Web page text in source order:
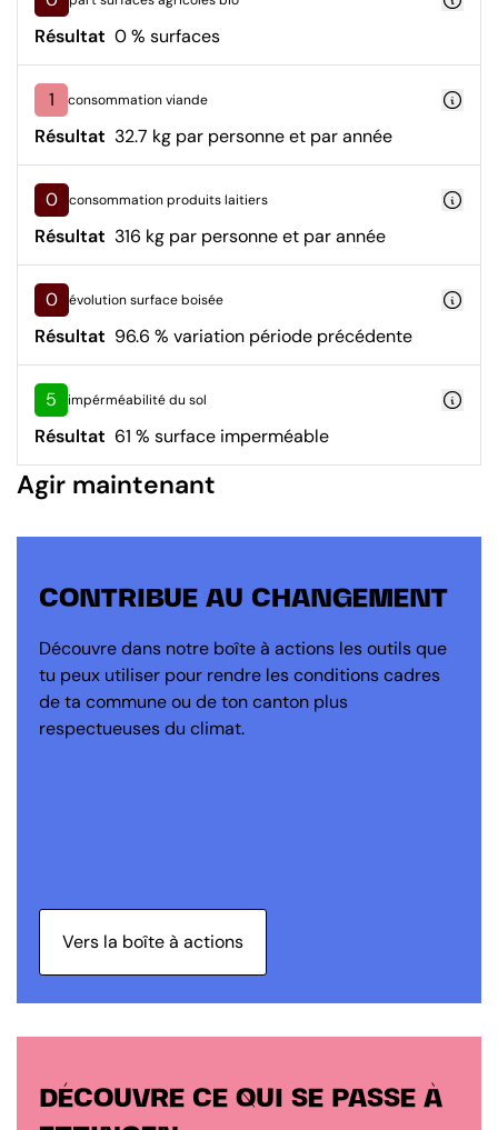
Résultat 0 % surfaces
1 consommation viande
Résultat 32.7 kg par personne et par année
0 consommation produits laitiers
Résultat 316 kg par personne et par année
0 évolution surface boisée
Résultat 96.6 % variation période précédente
5 impérméabilité du sol
Résultat 61 % surface imperméable
Agir maintenant
CONTRIBUE AU CHANGEMENT
Découvre dans notre boîte à actions les outils que
tu peux utiliser pour rendre les conditions cadres
de ta commune ou de ton canton plus
respectueuses du climat.
Vers la boîte à actions
DÉCOUVRE CE QUI SE PASSE À